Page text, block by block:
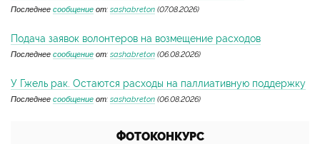
Последнее сообщение от: sashabreton (07.08.2026)
Подача заявок волонтеров на возмещение расходов
Последнее сообщение от: sashabreton (06.08.2026)
У Гжель рак. Остаются расходы на паллиативную поддержку
Последнее сообщение от: sashabreton (06.08.2026)
ФОТОКОНКУРС